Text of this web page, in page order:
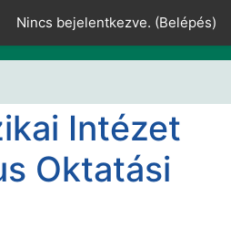
Nincs bejelentkezve. (Belépés)
Intézet
Oktatási